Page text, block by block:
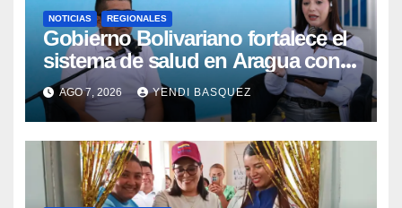
NOTICIAS REGIONALES
Gobierno Bolivariano fortalece el
sistema de salud en Aragua con
la reinauguración del CDI La Mora
AGO 7, 2026 YENDI BASQUEZ